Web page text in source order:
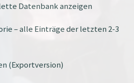
Datenbank anzeigen
– alle Einträge der letzten 2-3
(Exportversion)